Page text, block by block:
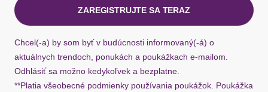
ZAREGISTRUJTE SA TERAZ
Chcel(-a) by som byť v budúcnosti informovaný(-á) o
aktuálnych trendoch, ponukách a poukážkach e-mailom.
Odhlásiť sa možno kedykoľvek a bezplatne.
**Platia všeobecné podmienky používania poukážok. Poukážka